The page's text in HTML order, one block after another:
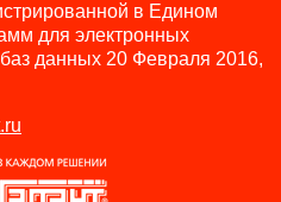
в Едином
для электронных
данных 20 Февраля 2016,